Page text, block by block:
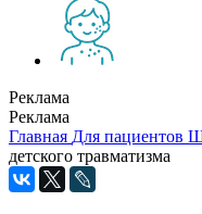
Реклама
Реклама
Главная Для пациентов
детского травматизма